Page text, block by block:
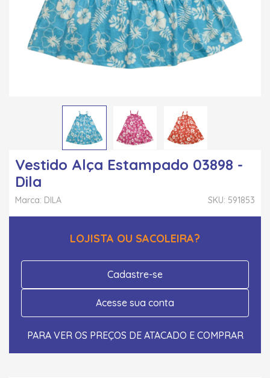
Vestido Alça Estampado 03898 -
Dila
SKU: 591853
Marca: DILA
LOJISTA OU SACOLEIRA?
Cadastre-se
Acesse sua conta
PARA VER OS PREÇOS DE ATACADO E COMPRAR